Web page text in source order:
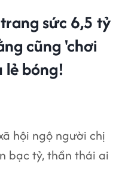
sức 6,5 tỷ
cũng 'chơi
lẻ bóng!
hội ngộ người chị
bạc tỷ, thần thái ai